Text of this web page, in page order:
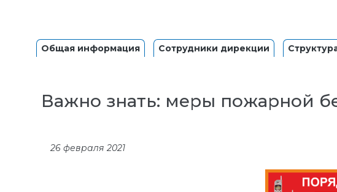
Общая информация Сотрудники дирекции
Важно знать: меры пожарной
26 февраля 2021